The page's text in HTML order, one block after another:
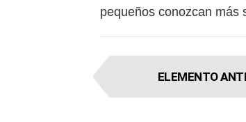
pequeños conozcan más
I
e
ELEMENTO